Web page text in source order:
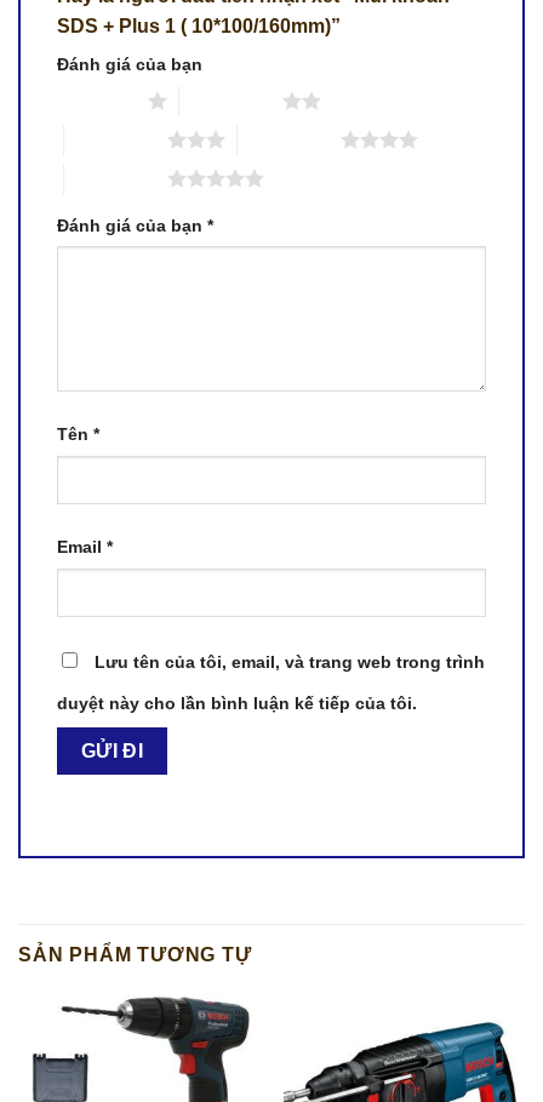
SDS + Plus 1 ( 10*100/160mm)”
Đánh giá của bạn
Đánh giá của bạn *
Tên *
Email *
Lưu tên của tôi, email, và trang web trong trình
duyệt này cho lần bình luận kế tiếp của tôi.
SẢN PHẨM TƯƠNG TỰ